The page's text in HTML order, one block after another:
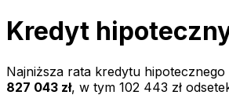
Kredyt
Najniższa rata kredytu hipotecznego
827 043 zł, w tym 102 443 zł